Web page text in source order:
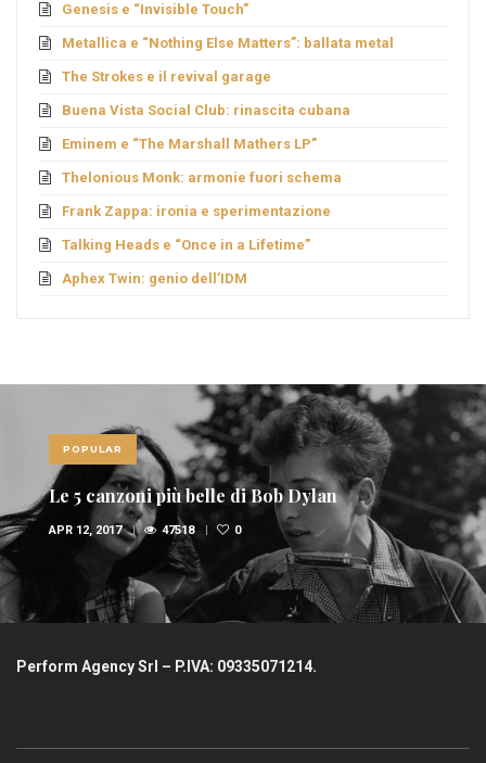
Genesis e “Invisible Touch”
Metallica e “Nothing Else Matters”: ballata metal
The Strokes e il revival garage
Buena Vista Social Club: rinascita cubana
Eminem e “The Marshall Mathers LP”
Thelonious Monk: armonie fuori schema
Frank Zappa: ironia e sperimentazione
Talking Heads e “Once in a Lifetime”
Aphex Twin: genio dell’IDM
POPULAR
Le 5 canzoni più belle di Bob Dylan
APR 12, 2017 47518 0
Perform Agency Srl – P.IVA: 09335071214.